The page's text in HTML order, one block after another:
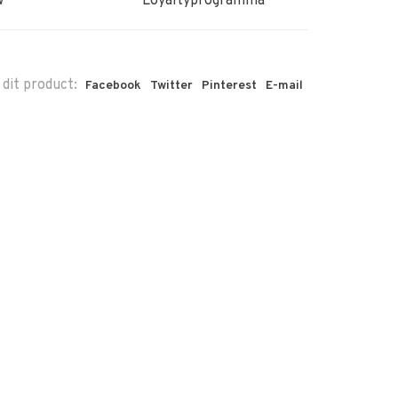
product: Facebook Twitter Pinterest E-mail